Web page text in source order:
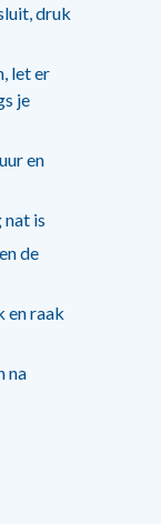
druk
let er
je
en
nat is
de
en raak
na